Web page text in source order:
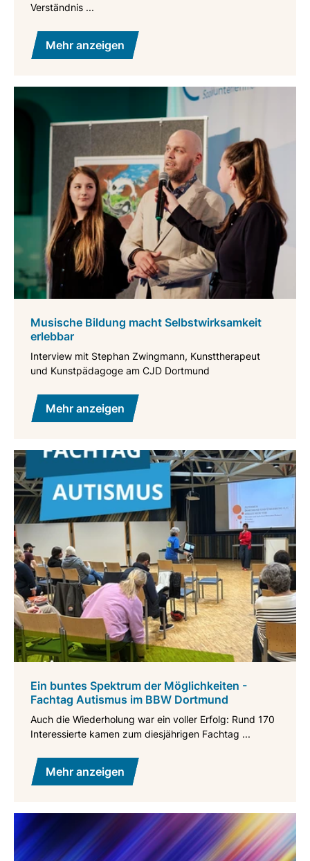
Verständnis ...
Mehr anzeigen
Musische Bildung macht Selbstwirksamkeit
erlebbar
Interview mit Stephan Zwingmann, Kunsttherapeut
und Kunstpädagoge am CJD Dortmund
Mehr anzeigen
Ein buntes Spektrum der Möglichkeiten -
Fachtag Autismus im BBW Dortmund
Auch die Wiederholung war ein voller Erfolg: Rund 170
Interessierte kamen zum diesjährigen Fachtag ...
Mehr anzeigen